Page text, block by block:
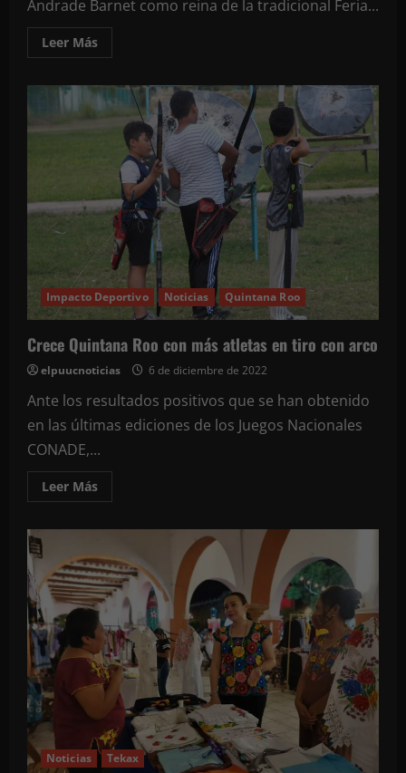
Andrade Barnet como reina de la tradicional Feria...
Leer MásLeer
más
Peto
ya
tiene
a
reina
Feria
en
honor
Virgen
de
la
Estrella.
Romi
Alejandra
Barnet
el
de
elección
Impacto Deportivo Noticias Quintana Roo
Crece Quintana Roo con más atletas en tiro con arco
elpuucnoticias 6 de diciembre de 2022
Ante los resultados positivos que se han obtenido
en las últimas ediciones de los Juegos Nacionales
CONADE,...
Leer MásLeer
más
Roo
con
más
atletas
en
tiro
con
arco
Noticias Tekax